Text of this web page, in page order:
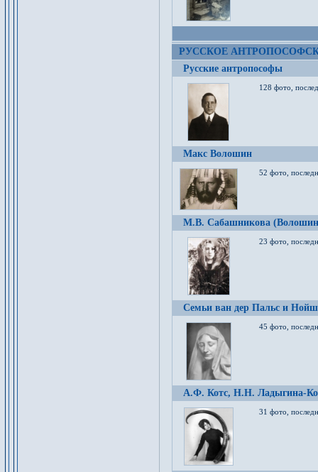
РУССКОЕ
Русские антропософы
128 фото,
Макс Волошин
52 фото,
М.В. Сабашникова
23 фото,
Семьи ван дер Пальс и
45 фото,
А.Ф. Котс, Н.Н. Ладыгина-
31 фото,